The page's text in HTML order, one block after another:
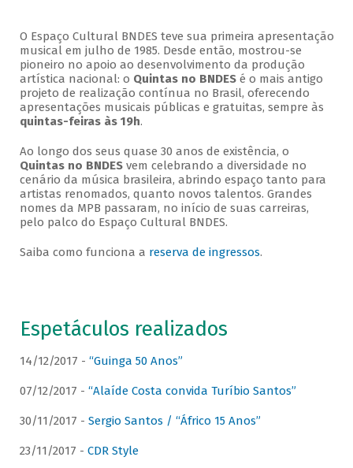
O Espaço Cultural BNDES teve sua primeira apresentação
musical em julho de 1985. Desde então, mostrou-se
pioneiro no apoio ao desenvolvimento da produção
artística nacional: o Quintas no BNDESé o mais antigo
projeto de realização contínua no Brasil, oferecendo
apresentações musicais públicas e gratuitas, sempre às
quintas-feiras às 19h.
Ao longo dos seus quase 30 anos de existência, o
Quintas no BNDESvem celebrando a diversidade no
cenário da música brasileira, abrindo espaço tanto para
artistas renomados, quanto novos talentos. Grandes
nomes da MPB passaram, no início de suas carreiras,
pelo palco do Espaço Cultural BNDES.
Saiba como funciona a reserva de ingressos.
Espetáculos realizados
14/12/2017 - “Guinga 50 Anos”
07/12/2017 - “Alaíde Costa convida Turíbio Santos”
30/11/2017 - Sergio Santos / “Áfrico 15 Anos”
23/11/2017 - CDR Style